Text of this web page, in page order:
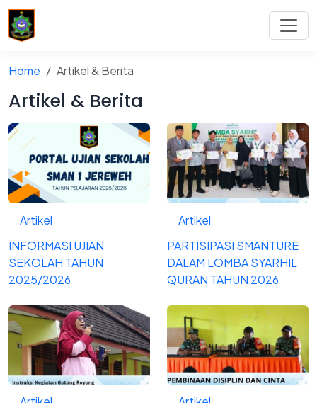
Home Artikel & Berita
Artikel & Berita
Artikel
INFORMASI UJIAN
SEKOLAH TAHUN
2025/2026
Artikel
PARTISIPASI SMANTURE
DALAM LOMBA SYARHIL
QURAN TAHUN 2026